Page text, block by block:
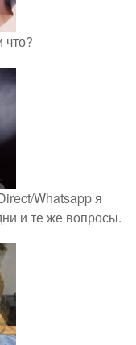
Whatsapp я
и те же вопросы.